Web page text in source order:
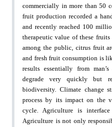
commercially in more than 50
fruit production recorded a
and recently reached 100
therapeutic value of these fruits
among the public, citrus fruit
and fresh fruit consumption is
results essentially from
degrade very quickly but
biodiversity. Climate change
process by its impact on the
cycle. Agriculture is
Agriculture is not only